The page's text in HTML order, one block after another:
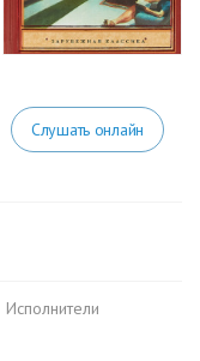
Слушать онлайн
Исполнители